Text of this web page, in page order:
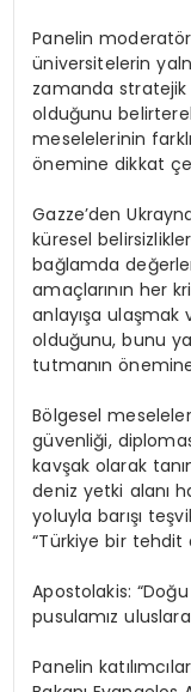
Panelin
üniversitelerin
zamanda
olduğunu
meselelerinin
önemine dikkat
Gazze’den
küresel
bağlamda
amaçlarının her
anlayışa ulaşmak
olduğunu, bunu
tutmanın
Bölgesel
güvenliği,
kavşak olarak
deniz yetki alanı
yoluyla barışı
“Türkiye bir
Apostolakis:
pusulamız
Panelin